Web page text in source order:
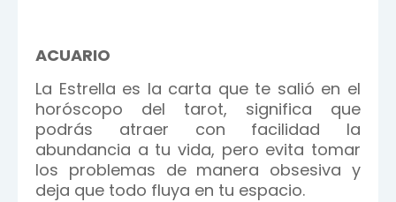
ACUARIO
La Estrella es la carta que te salió en el
horóscopo del tarot, significa que
podrás atraer con facilidad la
abundancia a tu vida, pero evita tomar
los problemas de manera obsesiva y
deja que todo fluya en tu espacio.